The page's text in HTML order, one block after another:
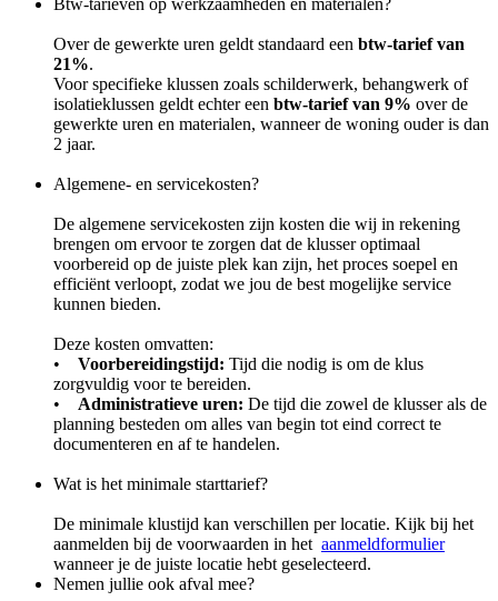
Over de gewerkte uren geldt standaard een btw-tarief van
21%.
Voor specifieke klussen zoals schilderwerk, behangwerk of
isolatieklussen geldt echter een btw-tarief van 9% over de
gewerkte uren en materialen, wanneer de woning ouder is dan
2 jaar.
Algemene- en servicekosten?
De algemene servicekosten zijn kosten die wij in rekening
brengen om ervoor te zorgen dat de klusser optimaal
voorbereid op de juiste plek kan zijn, het proces soepel en
efficiënt verloopt, zodat we jou de best mogelijke service
kunnen bieden.
Deze kosten omvatten:
• Voorbereidingstijd: Tijd die nodig is om de klus
zorgvuldig voor te bereiden.
• Administratieve uren: De tijd die zowel de klusser als de
planning besteden om alles van begin tot eind correct te
documenteren en af te handelen.
Wat is het minimale starttarief?
De minimale klustijd kan verschillen per locatie. Kijk bij het
aanmelden bij de voorwaarden in het aanmeldformulier
wanneer je de juiste locatie hebt geselecteerd.
Nemen jullie ook afval mee?